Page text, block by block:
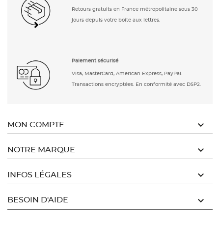
Retours gratuits en France métropolitaine sous 30
jours depuis votre boîte aux lettres.
Paiement sécurisé
Visa, MasterCard, American Express, PayPal.
Transactions encryptées. En conformité avec DSP2.
MON COMPTE 
NOTRE MARQUE 
INFOS LÉGALES 
BESOIN D'AIDE 